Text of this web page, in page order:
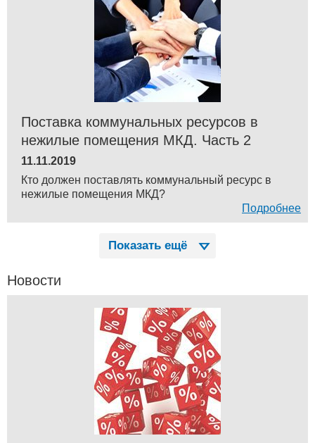
Поставка коммунальных ресурсов в
нежилые помещения МКД. Часть 2
11.11.2019
Кто должен поставлять коммунальный ресурс в
нежилые помещения МКД?
Подробнее
Показать ещё
Новости